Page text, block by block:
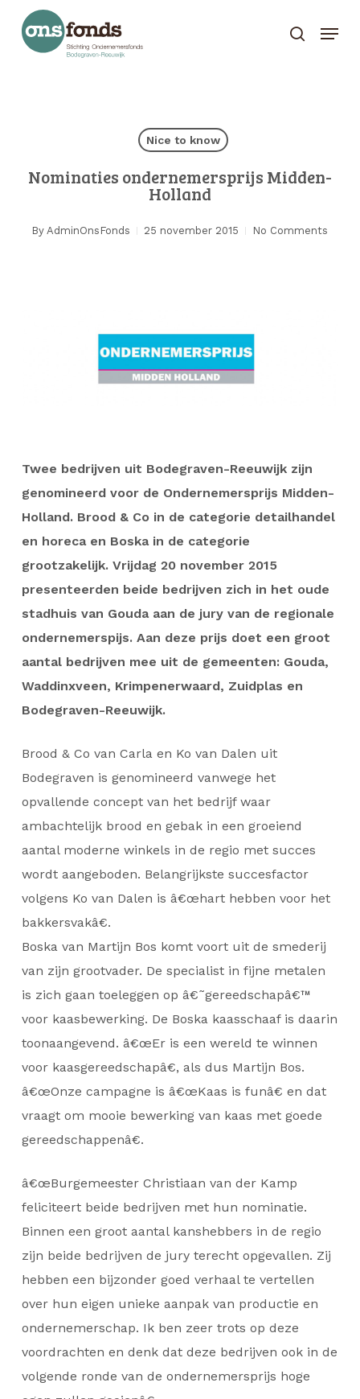
search
Menu
Nice to know
Nominaties ondernemersprijs Midden-
Holland
By AdminOnsFonds 25 november 2015 No Comments
Twee bedrijven uit Bodegraven-Reeuwijk zijn
genomineerd voor de Ondernemersprijs Midden-
Holland. Brood & Co in de categorie detailhandel
en horeca en Boska in de categorie
grootzakelijk. Vrijdag 20 november 2015
presenteerden beide bedrijven zich in het oude
stadhuis van Gouda aan de jury van de regionale
ondernemerspijs. Aan deze prijs doet een groot
aantal bedrijven mee uit de gemeenten: Gouda,
Waddinxveen, Krimpenerwaard, Zuidplas en
Bodegraven-Reeuwijk.
Brood & Co van Carla en Ko van Dalen uit
Bodegraven is genomineerd vanwege het
opvallende concept van het bedrijf waar
ambachtelijk brood en gebak in een groeiend
aantal moderne winkels in de regio met succes
wordt aangeboden. Belangrijkste succesfactor
volgens Ko van Dalen is â€œhart hebben voor het
bakkersvakâ€.
Boska van Martijn Bos komt voort uit de smederij
van zijn grootvader. De specialist in fijne metalen
is zich gaan toeleggen op â€˜gereedschapâ€™
voor kaasbewerking. De Boska kaasschaaf is daarin
toonaangevend. â€œEr is een wereld te winnen
voor kaasgereedschapâ€, als dus Martijn Bos.
â€œOnze campagne is â€œKaas is funâ€ en dat
vraagt om mooie bewerking van kaas met goede
gereedschappenâ€.
â€œBurgemeester Christiaan van der Kamp
feliciteert beide bedrijven met hun nominatie.
Binnen een groot aantal kanshebbers in de regio
zijn beide bedrijven de jury terecht opgevallen. Zij
hebben een bijzonder goed verhaal te vertellen
over hun eigen unieke aanpak van productie en
ondernemerschap. Ik ben zeer trots op deze
voordrachten en denk dat deze bedrijven ook in de
volgende ronde van de ondernemersprijs hoge